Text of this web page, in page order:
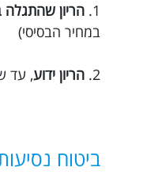
1. הריון שהתגלה
במחיר הבסיסי)
2. הריון ידוע, עד שבוע 32
ביטוח